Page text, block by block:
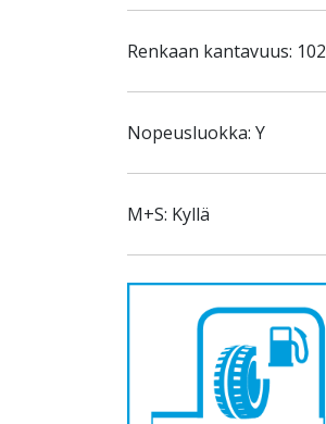
Renkaan kantavuus: 102
Nopeusluokka: Y
M+S: Kyllä